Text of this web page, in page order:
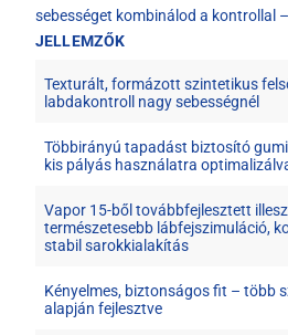
sebességet kombinálod a kontrollal
JELLEMZŐK
Texturált, formázott szintetikus
labdakontroll nagy sebességnél
Többirányú tapadást biztosító
kis pályás használatra
Vapor 15-ből továbbfejlesztett
természetesebb lábfejszimuláció,
stabil sarokkialakítás
Kényelmes, biztonságos fit – több
alapján fejlesztve